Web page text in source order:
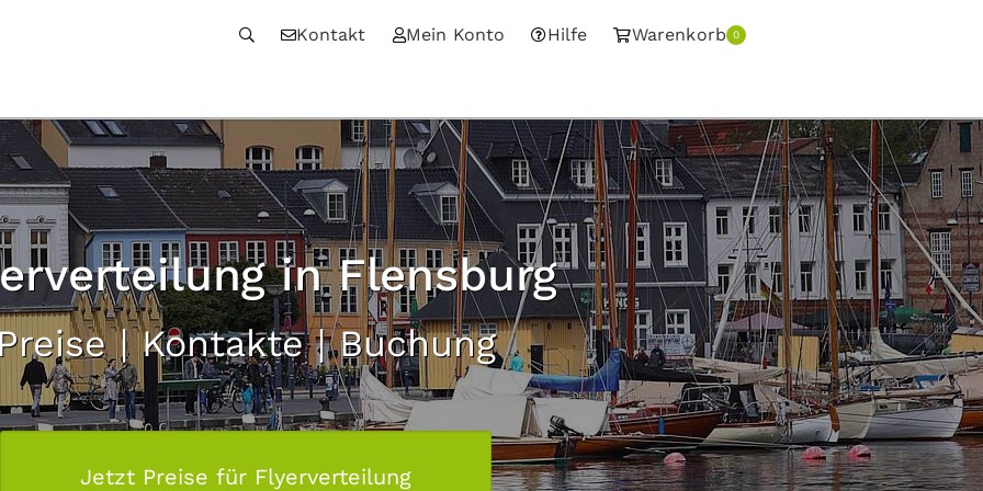
Kontakt Mein Konto Hilfe Warenkorb 0
in Flensburg
| Kontakte | Buchung
Jetzt Preise für Flyerverteilung